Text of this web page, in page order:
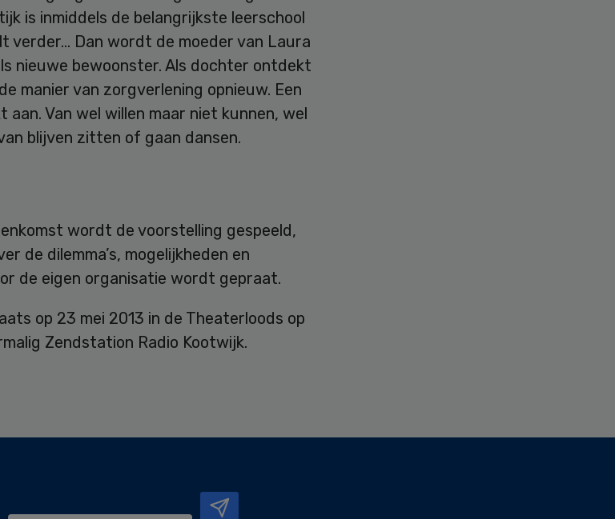
is inmiddels de belangrijkste leerschool
verder… Dan wordt de moeder van Laura
nieuwe bewoonster. Als dochter ontdekt
manier van zorgverlening opnieuw. Een
Van wel willen maar niet kunnen, wel
blijven zitten of gaan dansen.
wordt de voorstelling gespeeld,
de dilemma’s, mogelijkheden en
de eigen organisatie wordt gepraat.
op 23 mei 2013 in de Theaterloods op
Zendstation Radio Kootwijk.